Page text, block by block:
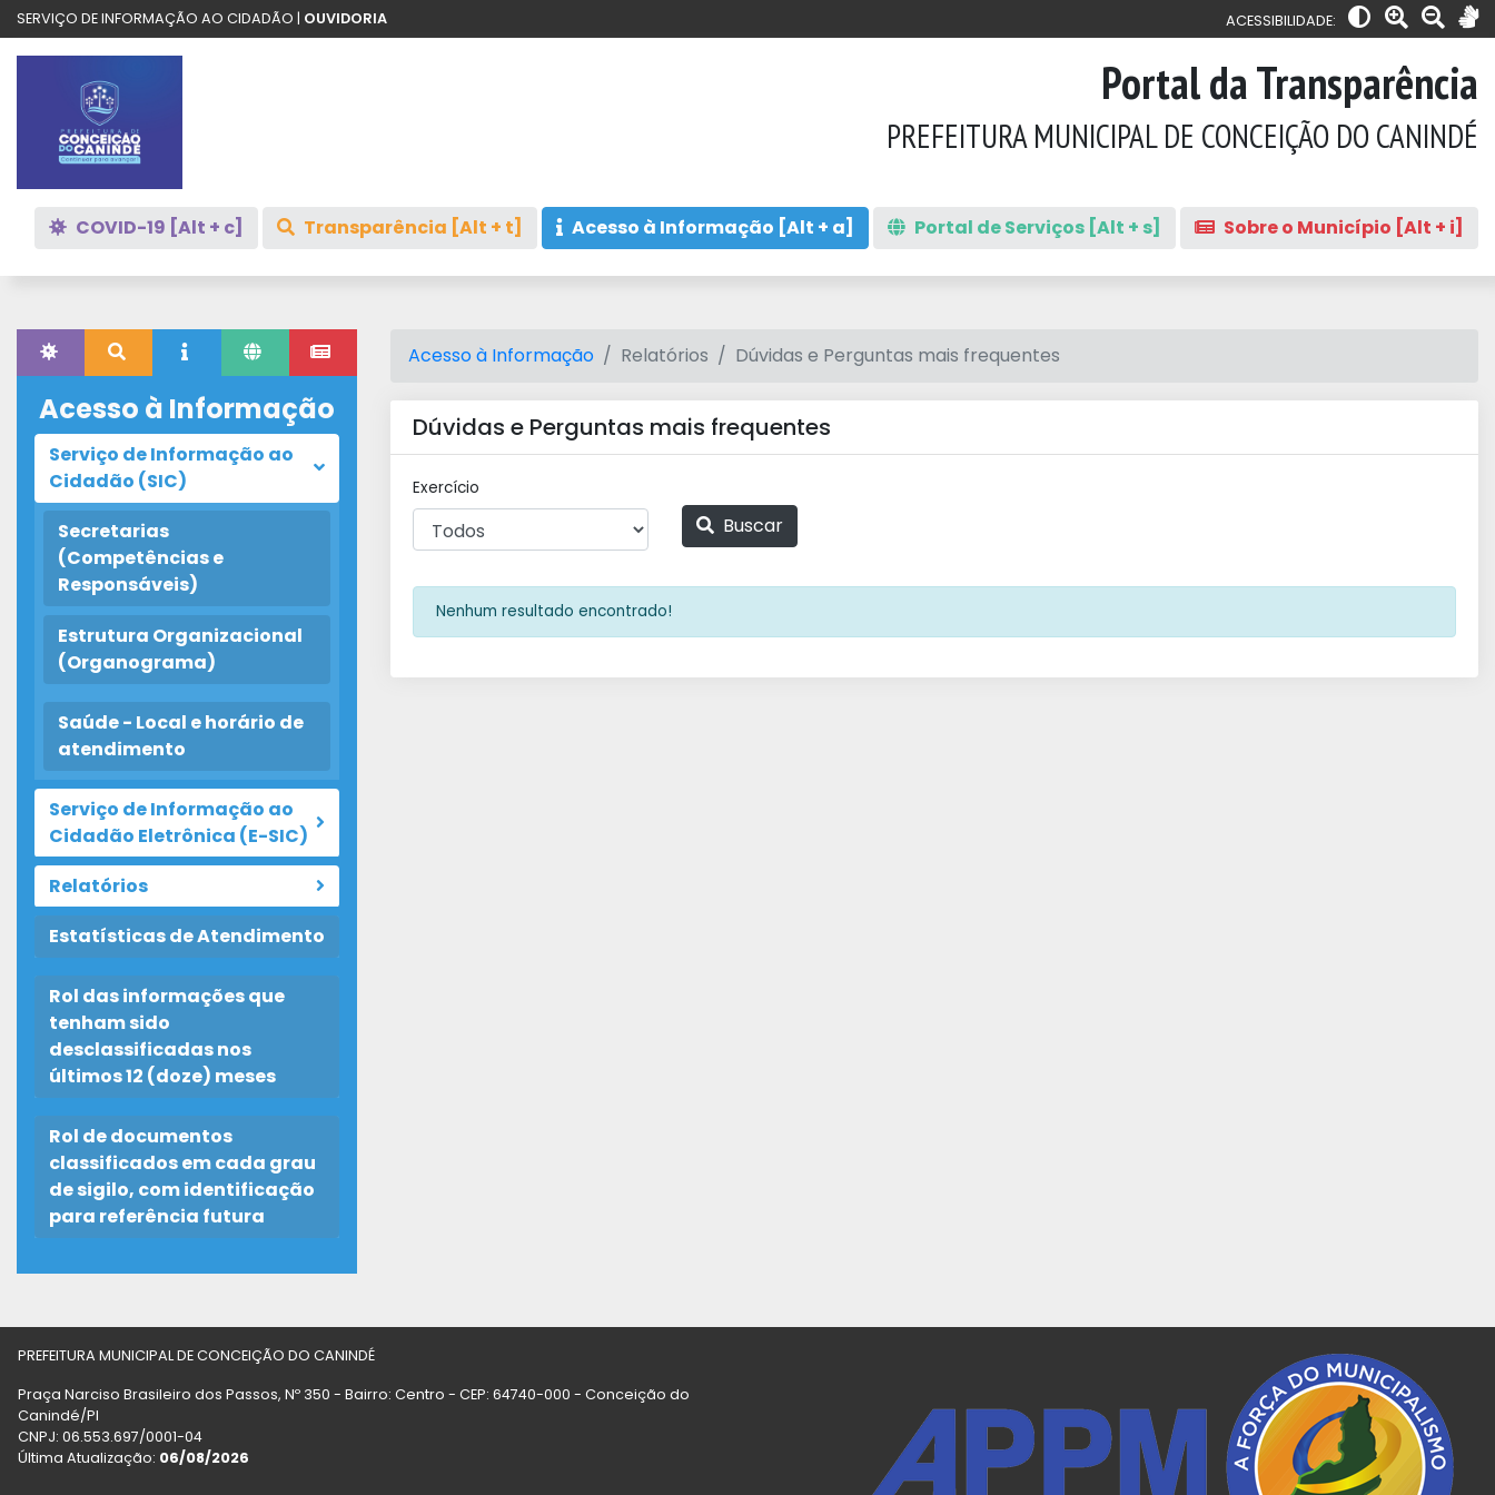
SERVIÇO DE INFORMAÇÃO AO CIDADÃO | OUVIDORIA ACESSIBILIDADE:
Portal da Transparência
PREFEITURA MUNICIPAL DE CONCEIÇÃO DO CANINDÉ
COVID-19 [Alt + c] Transparência [Alt + t] Acesso à Informação [Alt + a] Portal de Serviços [Alt + s] Sobre o Município [Alt + i]
Acesso à Informação
Serviço de Informação ao
Cidadão (SIC)
Secretarias
(Competências e
Responsáveis)
Estrutura Organizacional
(Organograma)
Saúde - Local e horário de
atendimento
Serviço de Informação ao
Cidadão Eletrônica (E-SIC)
Relatórios
Estatísticas de Atendimento
Rol das informações que
tenham sido
desclassificadas nos
últimos 12 (doze) meses
Rol de documentos
classificados em cada grau
de sigilo, com identificação
para referência futura
Acesso à Informação Relatórios Dúvidas e Perguntas mais frequentes
Dúvidas e Perguntas mais frequentes
Exercício
Buscar
Nenhum resultado encontrado!
PREFEITURA MUNICIPAL DE CONCEIÇÃO DO CANINDÉ
Praça Narciso Brasileiro dos Passos, Nº 350 - Bairro: Centro - CEP: 64740-000 - Conceição do
Canindé/PI
CNPJ: 06.553.697/0001-04
Última Atualização: 06/08/2026